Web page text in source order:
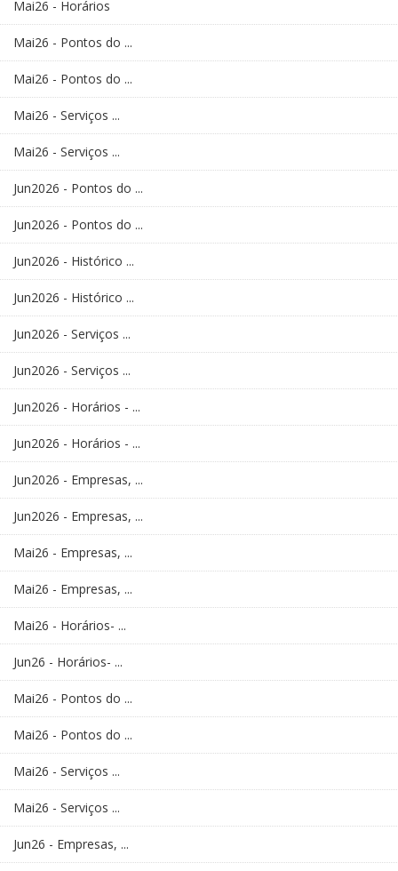
Mai26 - Horários
Mai26 - Pontos do ...
Mai26 - Pontos do ...
Mai26 - Serviços ...
Mai26 - Serviços ...
Jun2026 - Pontos do ...
Jun2026 - Pontos do ...
Jun2026 - Histórico ...
Jun2026 - Histórico ...
Jun2026 - Serviços ...
Jun2026 - Serviços ...
Jun2026 - Horários - ...
Jun2026 - Horários - ...
Jun2026 - Empresas, ...
Jun2026 - Empresas, ...
Mai26 - Empresas, ...
Mai26 - Empresas, ...
Mai26 - Horários- ...
Jun26 - Horários- ...
Mai26 - Pontos do ...
Mai26 - Pontos do ...
Mai26 - Serviços ...
Mai26 - Serviços ...
Jun26 - Empresas, ...